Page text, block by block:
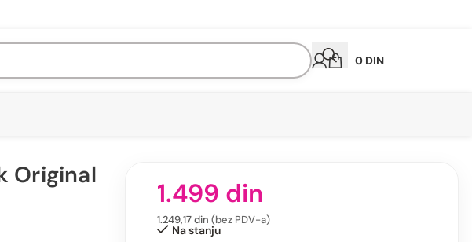
0 DIN
Original
1.499 din
1.249,17din (bez PDV-a)
Na stanju